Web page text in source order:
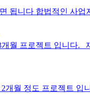
됩니다 합법적인 사
월 프로젝트 입니다.
월 정도 프로젝트 입